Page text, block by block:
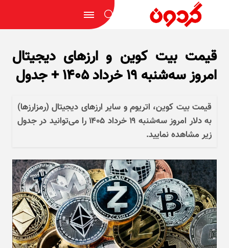
قیمت بیت کوین و ارز‌های دیجیتال
امروز سه‌شنبه ۱۹ خرداد ۱۴۰۵ + جدول
قیمت بیت کوین، اتریوم و سایر ارز‌های دیجیتال (رمزارزها)
به دلار امروز سه‌شنبه ۱۹ خرداد ۱۴۰۵ را می‌توانید در جدول
زیر مشاهده نمایید.